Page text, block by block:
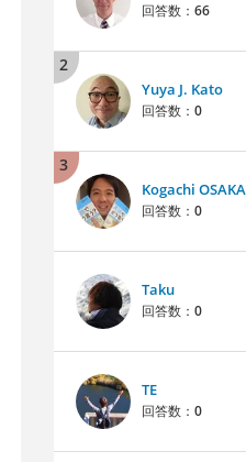
回答数： 66
2
Yuya J. Kato
回答数： 0
3
Kogachi OSAKA
回答数： 0
Taku
回答数： 0
TE
回答数： 0